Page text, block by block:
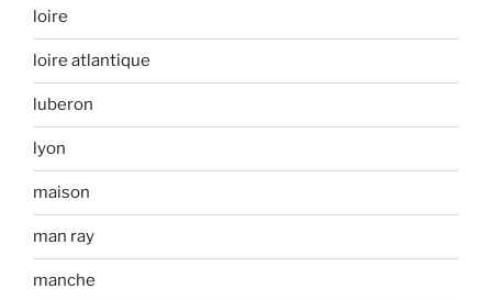
loire
loire atlantique
luberon
lyon
maison
man ray
manche